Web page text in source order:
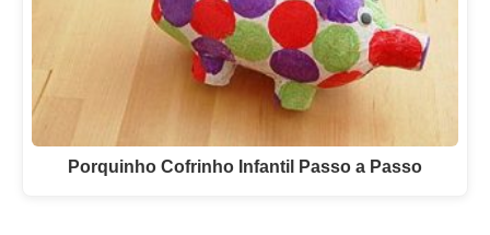
Porquinho Cofrinho Infantil Passo a Passo